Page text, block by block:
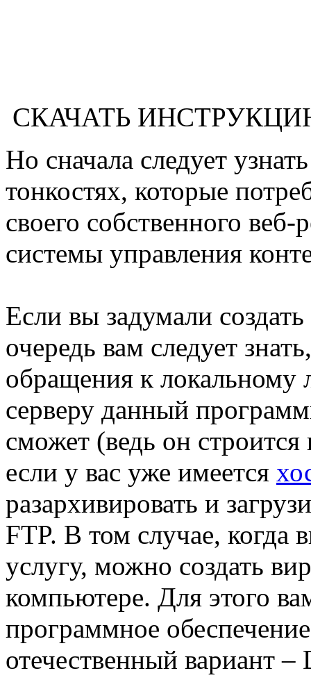
СКАЧАТЬ
Но сначала следует
тонкостях, которые
своего собственного
системы управления
Если вы задумали
очередь вам следует
обращения к локальному
серверу данный
сможет (ведь он
если у вас уже имеется
разархивировать и
FTP. В том случае,
услугу, можно создать
компьютере. Для этого
программное
отечественный вариант